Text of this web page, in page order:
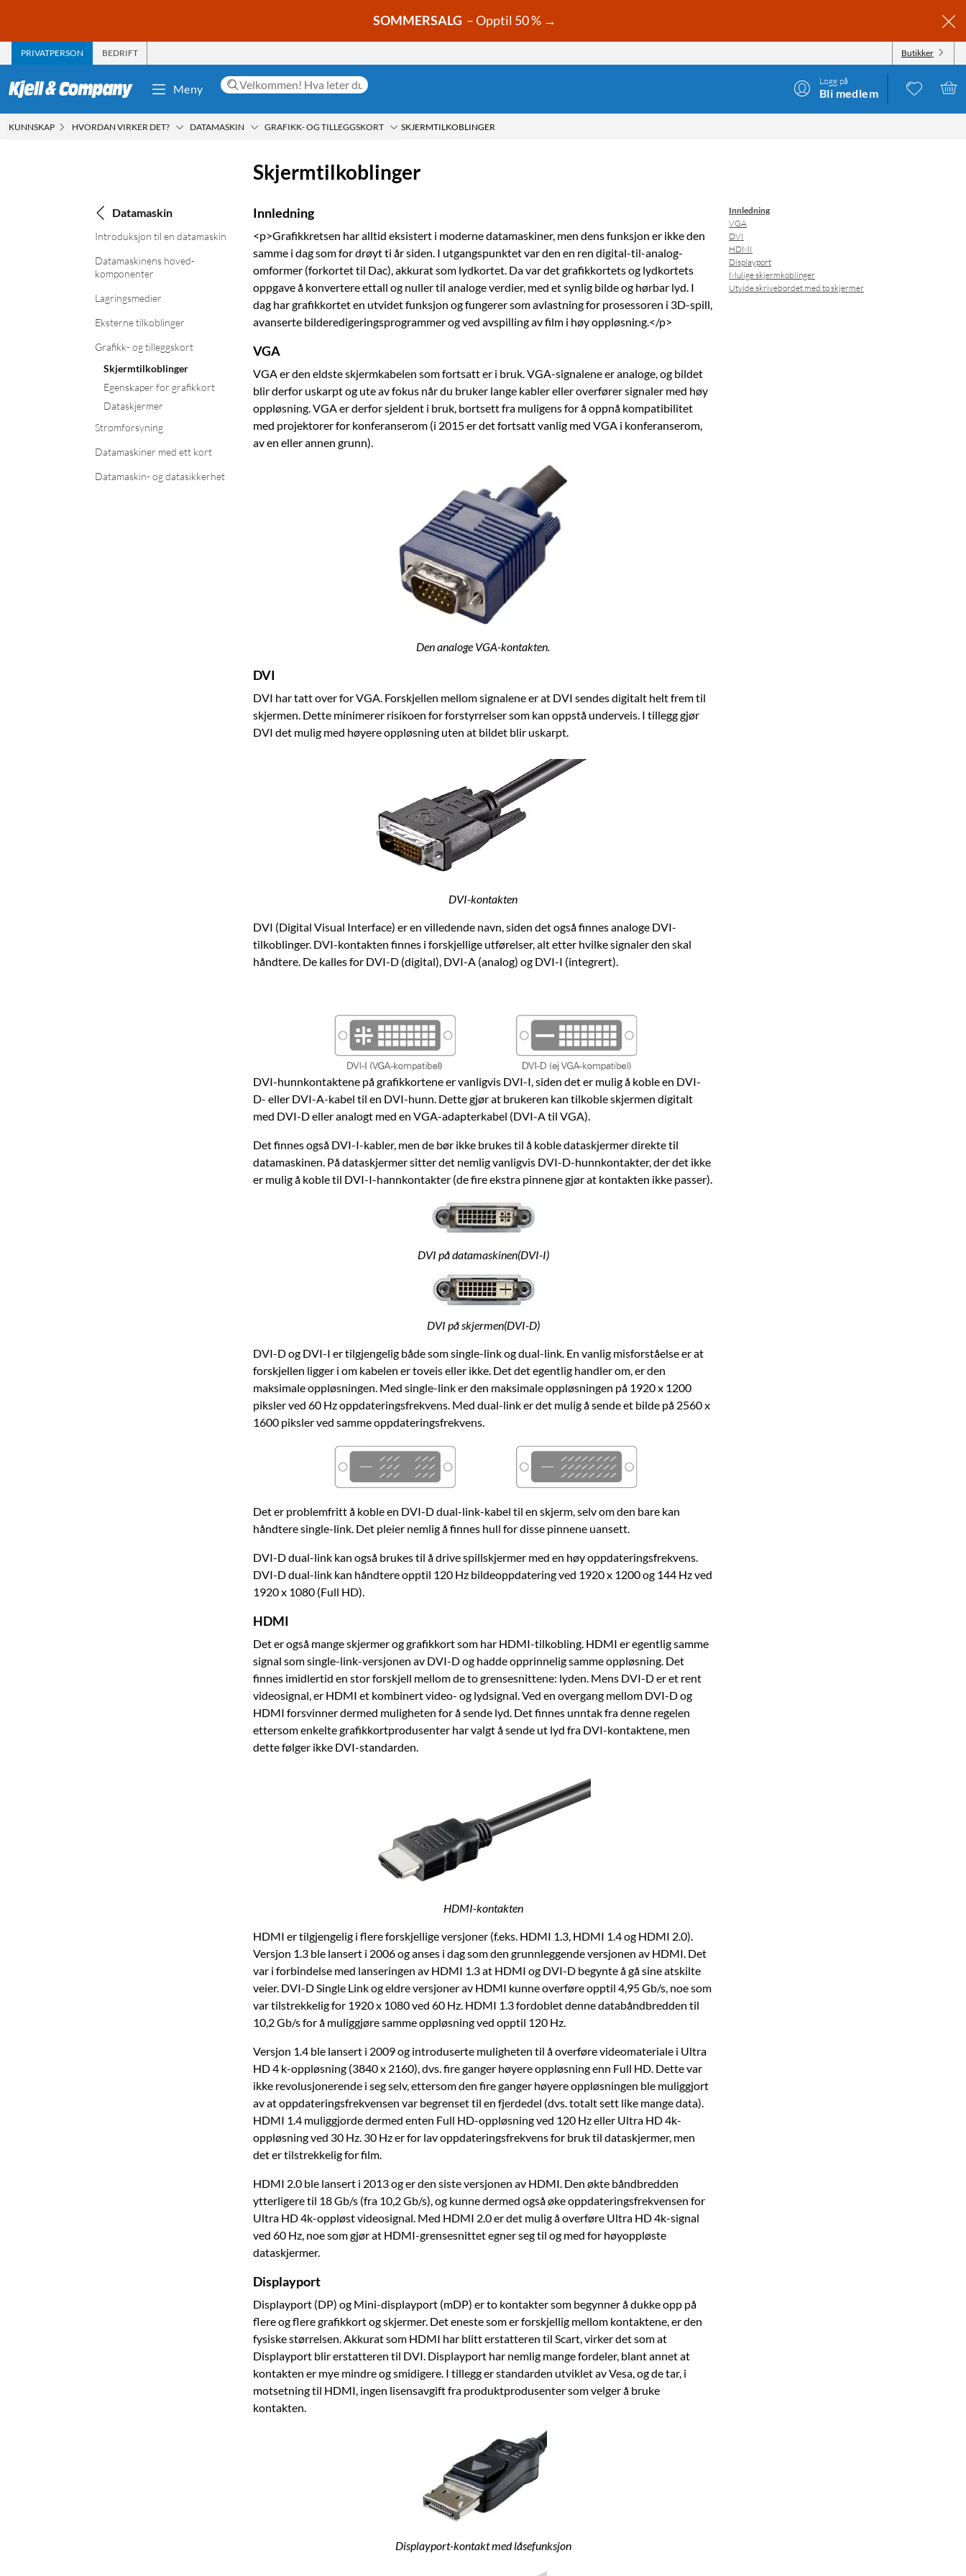
SOMMERSALG – Opptil 50 % →
PRIVATPERSON BEDRIFT Butikker
Meny
Logg på
Bli medlem
KUNNSKAP HVORDAN VIRKER DET? DATAMASKIN GRAFIKK- OG TILLEGGSKORT SKJERMTILKOBLINGER
Skjermtilkoblinger
Datamaskin
Introduksjon til en datamaskin
Datamaskinens hoved­
komponenter
Lagringsmedier
Eksterne tilkoblinger
Grafikk- og tilleggskort
Skjermtilkoblinger
Egenskaper for grafikkort
Dataskjermer
Strømforsyning
Datamaskiner med ett kort
Datamaskin- og datasikkerhet
Innledning
VGA
DVI
HDMI
Displayport
Mulige skjermkoblinger
Utvide skrivebordet med to skjermer
Innledning
<p>Grafikkretsen har alltid eksistert i moderne datamaskiner, men dens funksjon er ikke den
samme i dag som for drøyt ti år siden. I utgangspunktet var den en ren digital-til-analog-
omformer (forkortet til Dac), akkurat som lydkortet. Da var det grafikkortets og lydkortets
oppgave å konvertere ettall og nuller til analoge verdier, med et synlig bilde og hørbar lyd. I
dag har grafikkortet en utvidet funksjon og fungerer som avlastning for prosessoren i 3D-spill,
avanserte bilderedigeringsprogrammer og ved avspilling av film i høy oppløsning.</p>
VGA
VGA er den eldste skjermkabelen som fortsatt er i bruk. VGA-signalene er analoge, og bildet
blir derfor uskarpt og ute av fokus når du bruker lange kabler eller overfører signaler med høy
oppløsning. VGA er derfor sjeldent i bruk, bortsett fra muligens for å oppnå kompatibilitet
med projektorer for konferanserom (i 2015 er det fortsatt vanlig med VGA i konferanserom,
av en eller annen grunn).
Den analoge VGA-kontakten.
DVI
DVI har tatt over for VGA. Forskjellen mellom signalene er at DVI sendes digitalt helt frem til
skjermen. Dette minimerer risikoen for forstyrrelser som kan oppstå underveis. I tillegg gjør
DVI det mulig med høyere oppløsning uten at bildet blir uskarpt.
DVI-kontakten
DVI (Digital Visual Interface) er en villedende navn, siden det også finnes analoge DVI-
tilkoblinger. DVI-kontakten finnes i forskjellige utførelser, alt etter hvilke signaler den skal
håndtere. De kalles for DVI-D (digital), DVI-A (analog) og DVI-I (integrert).
DVI-hunnkontaktene på grafikkortene er vanligvis DVI-I, siden det er mulig å koble en DVI-
D- eller DVI-A-kabel til en DVI-hunn. Dette gjør at brukeren kan tilkoble skjermen digitalt
med DVI-D eller analogt med en VGA-adapterkabel (DVI-A til VGA).
Det finnes også DVI-I-kabler, men de bør ikke brukes til å koble dataskjermer direkte til
datamaskinen. På dataskjermer sitter det nemlig vanligvis DVI-D-hunnkontakter, der det ikke
er mulig å koble til DVI-I-hannkontakter (de fire ekstra pinnene gjør at kontakten ikke passer).
DVI på datamaskinen(DVI-I)
DVI på skjermen(DVI-D)
DVI-D og DVI-I er tilgjengelig både som single-link og dual-link. En vanlig misforståelse er at
forskjellen ligger i om kabelen er toveis eller ikke. Det det egentlig handler om, er den
maksimale oppløsningen. Med single-link er den maksimale oppløsningen på 1920 x 1200
piksler ved 60 Hz oppdateringsfrekvens. Med dual-link er det mulig å sende et bilde på 2560 x
1600 piksler ved samme oppdateringsfrekvens.
Det er problemfritt å koble en DVI-D dual-link-kabel til en skjerm, selv om den bare kan
håndtere single-link. Det pleier nemlig å finnes hull for disse pinnene uansett.
DVI-D dual-link kan også brukes til å drive spillskjermer med en høy oppdateringsfrekvens.
DVI-D dual-link kan håndtere opptil 120 Hz bildeoppdatering ved 1920 x 1200 og 144 Hz ved
1920 x 1080 (Full HD).
HDMI
Det er også mange skjermer og grafikkort som har HDMI-tilkobling. HDMI er egentlig samme
signal som single-link-versjonen av DVI-D og hadde opprinnelig samme oppløsning. Det
finnes imidlertid en stor forskjell mellom de to grensesnittene: lyden. Mens DVI-D er et rent
videosignal, er HDMI et kombinert video- og lydsignal. Ved en overgang mellom DVI-D og
HDMI forsvinner dermed muligheten for å sende lyd. Det finnes unntak fra denne regelen
ettersom enkelte grafikkortprodusenter har valgt å sende ut lyd fra DVI-kontaktene, men
dette følger ikke DVI-standarden.
HDMI-kontakten
HDMI er tilgjengelig i flere forskjellige versjoner (f.eks. HDMI 1.3, HDMI 1.4 og HDMI 2.0).
Versjon 1.3 ble lansert i 2006 og anses i dag som den grunnleggende versjonen av HDMI. Det
var i forbindelse med lanseringen av HDMI 1.3 at HDMI og DVI-D begynte å gå sine atskilte
veier. DVI-D Single Link og eldre versjoner av HDMI kunne overføre opptil 4,95 Gb/s, noe som
var tilstrekkelig for 1920 x 1080 ved 60 Hz. HDMI 1.3 fordoblet denne databåndbredden til
10,2 Gb/s for å muliggjøre samme oppløsning ved opptil 120 Hz.
Versjon 1.4 ble lansert i 2009 og introduserte muligheten til å overføre videomateriale i Ultra
HD 4 k-oppløsning (3840 x 2160), dvs. fire ganger høyere oppløsning enn Full HD. Dette var
ikke revolusjonerende i seg selv, ettersom den fire ganger høyere oppløsningen ble muliggjort
av at oppdateringsfrekvensen var begrenset til en fjerdedel (dvs. totalt sett like mange data).
HDMI 1.4 muliggjorde dermed enten Full HD-oppløsning ved 120 Hz eller Ultra HD 4k-
oppløsning ved 30 Hz. 30 Hz er for lav oppdateringsfrekvens for bruk til dataskjermer, men
det er tilstrekkelig for film.
HDMI 2.0 ble lansert i 2013 og er den siste versjonen av HDMI. Den økte båndbredden
ytterligere til 18 Gb/s (fra 10,2 Gb/s), og kunne dermed også øke oppdateringsfrekvensen for
Ultra HD 4k-oppløst videosignal. Med HDMI 2.0 er det mulig å overføre Ultra HD 4k-signal
ved 60 Hz, noe som gjør at HDMI-grensesnittet egner seg til og med for høyoppløste
dataskjermer.
Displayport
Displayport (DP) og Mini-displayport (mDP) er to kontakter som begynner å dukke opp på
flere og flere grafikkort og skjermer. Det eneste som er forskjellig mellom kontaktene, er den
fysiske størrelsen. Akkurat som HDMI har blitt erstatteren til Scart, virker det som at
Displayport blir erstatteren til DVI. Displayport har nemlig mange fordeler, blant annet at
kontakten er mye mindre og smidigere. I tillegg er standarden utviklet av Vesa, og de tar, i
motsetning til HDMI, ingen lisensavgift fra produktprodusenter som velger å bruke
kontakten.
Displayport-kontakt med låsefunksjon